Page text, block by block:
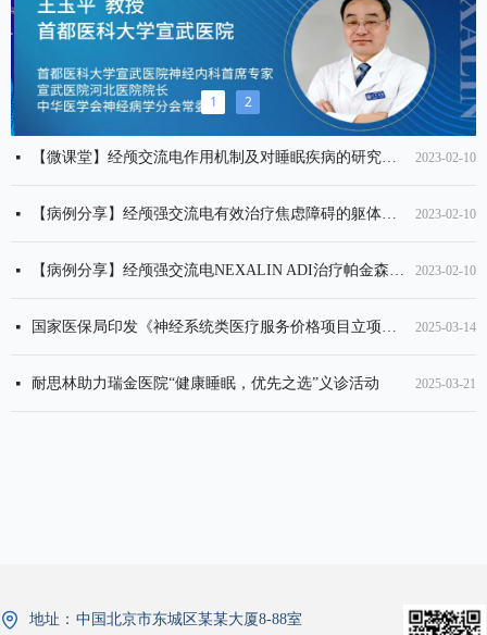
2022-05-20
넷 【临床应用】经颅强交流电改善失眠，助力健康中国 2022-08-16
넷 【公司动态】北京耐思林近期参与多地学术论坛
2023-02-10
넷
2023-02-10
넷
2023-02-10
넷
2025-03-14
넷
2025-03-21
넷 耐思林助力瑞金医院“健康睡眠，优先之选”义诊活动
2025-06-07
넷 全球突破性科技赋能，解决失眠不再是难题 2025-06-15
넷 青春的“阴霾”——揭开青少年抑郁症的神秘面纱 2025-06-20
넷 青少年抑郁不是“小题大做”，而是需要及时干预的危机 2025-06-28
넷 青春不“抑”——预防青少年抑郁症的策略与方法 2025-07-14
넷 记忆的“小偷”-阿尔茨海默症
1 2
地址： 中国北京市东城区某某大厦8-88室